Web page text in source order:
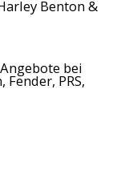
Benton &
bei
PRS,